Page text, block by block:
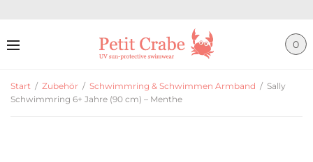
0
Start / Zubehör / Schwimmring & Schwimmen Armband / Sally
Schwimmring 6+ Jahre (90 cm) – Menthe